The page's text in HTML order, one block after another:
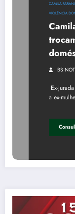
CAMILA FARANI
VIOLÊNCIA
BS
Ex-
a ex-